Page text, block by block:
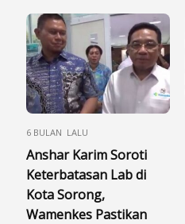
6 BULAN LALU
Anshar Karim Soroti
Keterbatasan Lab di
Kota Sorong,
Wamenkes Pastikan